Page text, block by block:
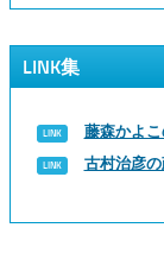
LINK集
藤森かよ
古村治彦